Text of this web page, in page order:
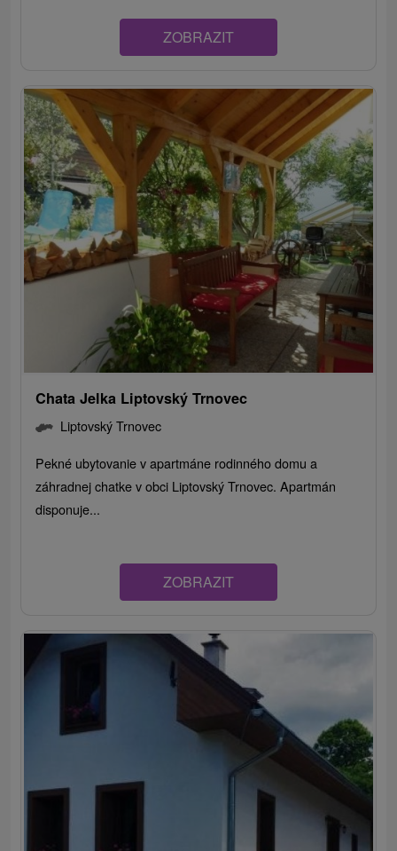
ZOBRAZIT
Chata Jelka Liptovský Trnovec
Liptovský Trnovec
Pekné ubytovanie v apartmáne rodinného domu a
záhradnej chatke v obci Liptovský Trnovec. Apartmán
disponuje...
ZOBRAZIT